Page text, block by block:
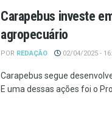
Carapebus investe
agropecuário
POR REDAÇÃO 02/04/2025 -
Carapebus segue
E uma dessas ações foi o